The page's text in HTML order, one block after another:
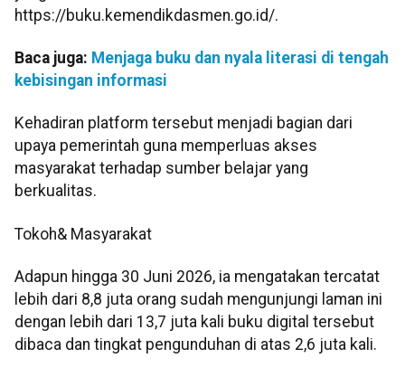
https://buku.kemendikdasmen.go.id/.
Baca juga: Menjaga buku dan nyala literasi di tengah
kebisingan informasi
Kehadiran platform tersebut menjadi bagian dari
upaya pemerintah guna memperluas akses
masyarakat terhadap sumber belajar yang
berkualitas.
Tokoh& Masyarakat
Adapun hingga 30 Juni 2026, ia mengatakan tercatat
lebih dari 8,8 juta orang sudah mengunjungi laman ini
dengan lebih dari 13,7 juta kali buku digital tersebut
dibaca dan tingkat pengunduhan di atas 2,6 juta kali.